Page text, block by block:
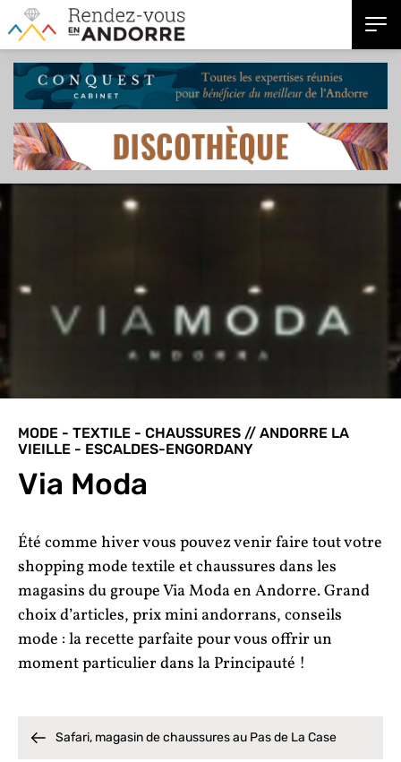
MODE - TEXTILE - CHAUSSURES // ANDORRE LA
VIEILLE - ESCALDES-ENGORDANY
Via Moda
Été comme hiver vous pouvez venir faire tout votre
shopping mode textile et chaussures dans les
magasins du groupe Via Moda en Andorre. Grand
choix d’articles, prix mini andorrans, conseils
mode : la recette parfaite pour vous offrir un
moment particulier dans la Principauté !
Safari, magasin de chaussures au Pas de La Case